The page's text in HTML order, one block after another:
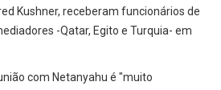
Kushner, receberam funcionários de
-Qatar, Egito e Turquia- em
com Netanyahu é "muito